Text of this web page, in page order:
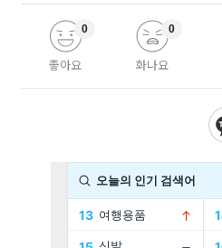
좋아요
0
화나요
0